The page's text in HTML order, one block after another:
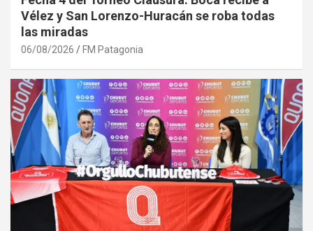
Vélez y San Lorenzo-Huracán se roba todas
las miradas
06/08/2026 FM Patagonia